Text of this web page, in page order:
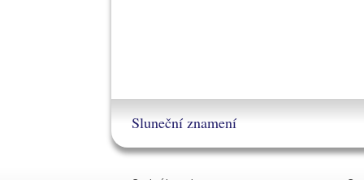
Sluneční znamení